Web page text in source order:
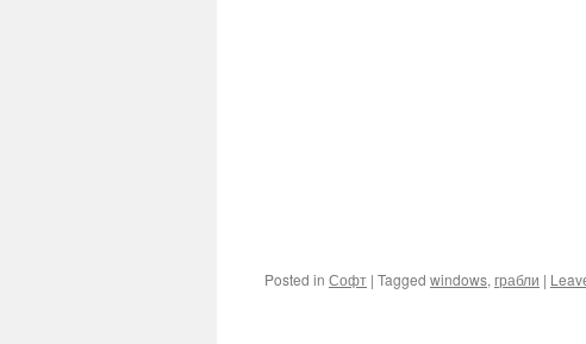
Posted in Софт | Tagged windows, грабли |